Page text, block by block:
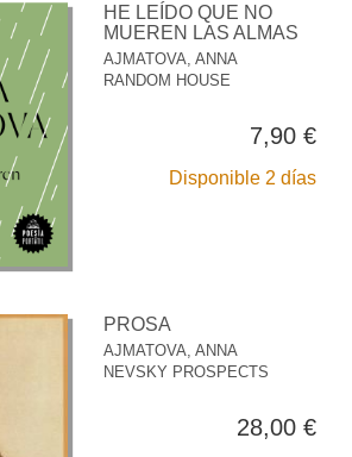
HE LEÍDO QUE NO
MUEREN LAS ALMAS
AJMATOVA, ANNA
RANDOM HOUSE
7,90 €
Disponible 2 días
PROSA
AJMATOVA, ANNA
NEVSKY PROSPECTS
28,00 €